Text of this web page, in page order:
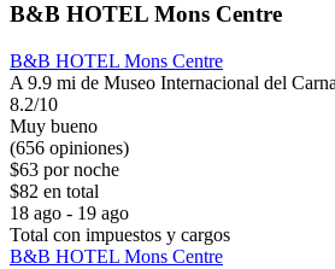
B&B HOTEL Mons Centre
B&B HOTEL Mons Centre
A 9.9 mi de Museo Internacional del
8.2/10
Muy bueno
(656 opiniones)
$63 por noche
$82 en total
18 ago - 19 ago
Total con impuestos y cargos
B&B HOTEL Mons Centre